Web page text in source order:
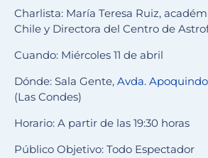
Charlista: María Teresa Ruiz,
Chile y Directora del Centro de
Cuando: Miércoles 11 de abril
Dónde: Sala Gente, Avda.
(Las Condes)
Horario: A partir de las 19:30 horas
Público Objetivo: Todo Espectador